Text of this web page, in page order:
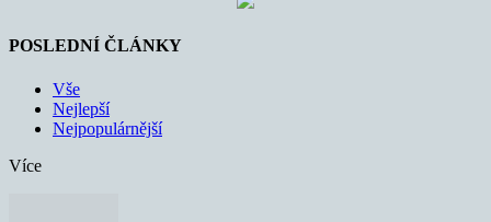
POSLEDNÍ ČLÁNKY
Vše
Nejlepší
Nejpopulárnější
Více